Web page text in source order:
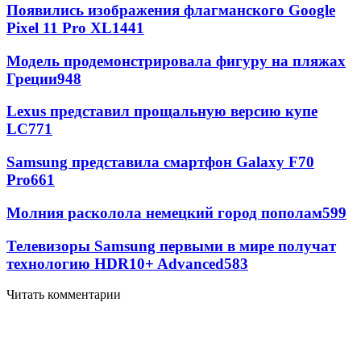
Появились изображения флагманского Google
Pixel 11 Pro XL1441
Модель продемонстрировала фигуру на пляжах
Греции948
Lexus представил прощальную версию купе
LC771
Samsung представила смартфон Galaxy F70
Pro661
Молния расколола немецкий город пополам599
Телевизоры Samsung первыми в мире получат
технологию HDR10+ Advanced583
Читать комментарии